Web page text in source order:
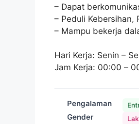
– Dapat
– Peduli Kebersihan,
– Mampu bekerja
Hari Kerja: Senin –
Jam Kerja: 00:00 –
Pengalaman
Gender